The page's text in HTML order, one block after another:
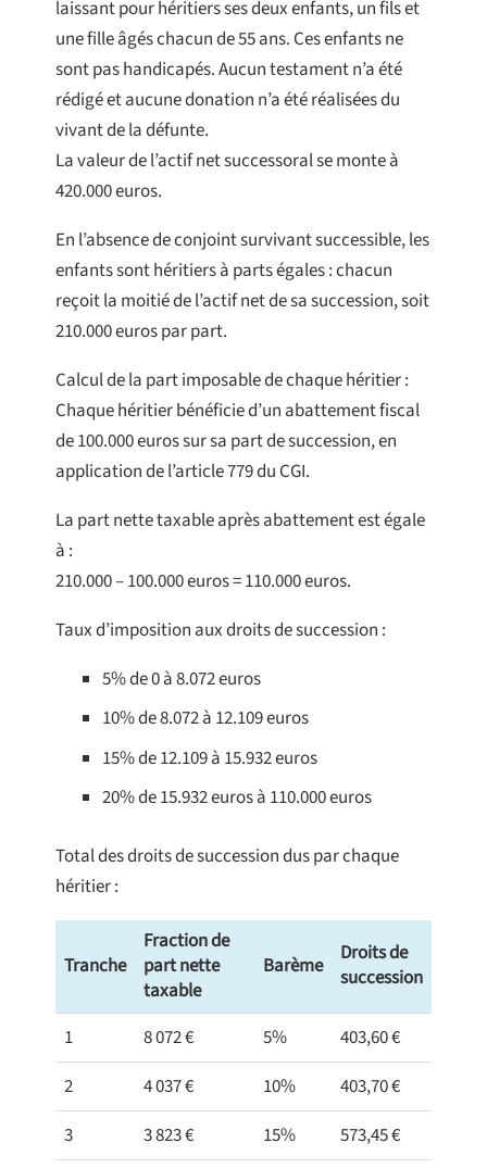
laissant pour héritiers ses deux enfants, un fils et
une fille âgés chacun de 55 ans. Ces enfants ne
sont pas handicapés. Aucun testament n’a été
rédigé et aucune donation n’a été réalisées du
vivant de la défunte.
La valeur de l’actif net successoral se monte à
420.000 euros.
En l’absence de conjoint survivant successible, les
enfants sont héritiers à parts égales : chacun
reçoit la moitié de l’actif net de sa succession, soit
210.000 euros par part.
Calcul de la part imposable de chaque héritier :
Chaque héritier bénéficie d’un abattement fiscal
de 100.000 euros sur sa part de succession, en
application de l’article 779 du CGI.
La part nette taxable après abattement est égale
à :
210.000 – 100.000 euros = 110.000 euros.
Taux d’imposition aux droits de succession :
5% de 0 à 8.072 euros
10% de 8.072 à 12.109 euros
15% de 12.109 à 15.932 euros
20% de 15.932 euros à 110.000 euros
Total des droits de succession dus par chaque
héritier :
Tranche
Fraction de
part nette
taxable
Barème
Droits de
succession
1 8 072 € 5%
403,60 €
2
4 037 € 10%
403,70 €
3
3 823 € 15%
573,45 €